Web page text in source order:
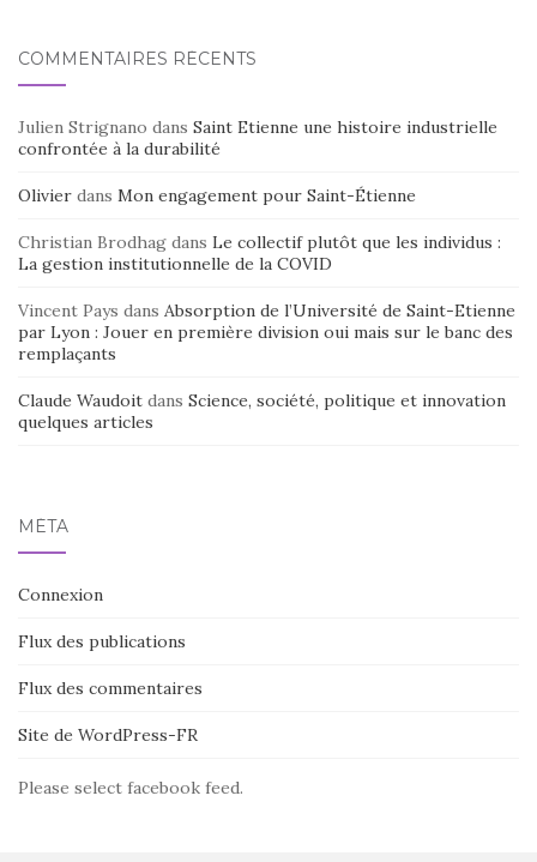
COMMENTAIRES RÉCENTS
Julien Strignano dans Saint Etienne une histoire industrielle
confrontée à la durabilité
Olivier dans Mon engagement pour Saint-Étienne
Christian Brodhag dans Le collectif plutôt que les individus :
La gestion institutionnelle de la COVID
Vincent Pays dans Absorption de l’Université de Saint-Etienne
par Lyon : Jouer en première division oui mais sur le banc des
remplaçants
Claude Waudoit dans Science, société, politique et innovation
quelques articles
MÉTA
Connexion
Flux des publications
Flux des commentaires
Site de WordPress-FR
Please select facebook feed.